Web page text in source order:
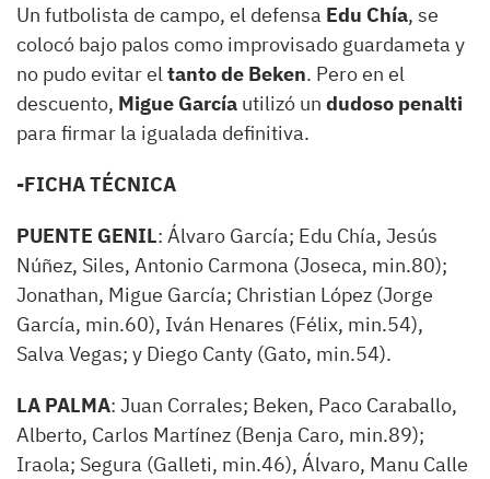
Un futbolista de campo, el defensa Edu Chía, se
colocó bajo palos como improvisado guardameta y
no pudo evitar eltanto de Beken. Pero en el
descuento, Migue García utilizó un dudoso penalti
para firmar la igualada definitiva.
-FICHA TÉCNICA
PUENTE GENIL: Álvaro García; Edu Chía, Jesús
Núñez, Siles, Antonio Carmona (Joseca, min.80);
Jonathan, Migue García; Christian López (Jorge
García, min.60), Iván Henares (Félix, min.54),
Salva Vegas; y Diego Canty (Gato, min.54).
LA PALMA: Juan Corrales; Beken, Paco Caraballo,
Alberto, Carlos Martínez (Benja Caro, min.89);
Iraola; Segura (Galleti, min.46), Álvaro, Manu Calle